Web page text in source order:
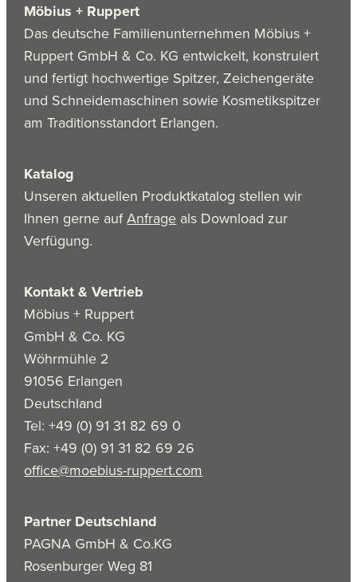
Möbius + Ruppert
Das deutsche Familienunternehmen Möbius +
Ruppert GmbH & Co. KG entwickelt, konstruiert
und fertigt hochwertige Spitzer, Zeichengeräte
und Schneidemaschinen sowie Kosmetikspitzer
am Traditionsstandort Erlangen.
Katalog
Unseren aktuellen Produktkatalog stellen wir
Ihnen gerne aufAnfrage als Download zur
Verfügung.
Kontakt & Vertrieb
Möbius + Ruppert
GmbH & Co. KG
Wöhrmühle 2
91056 Erlangen
Deutschland
Tel: +49 (0) 91 31 82 69 0
Fax: +49 (0) 91 31 82 69 26
office@moebius-ruppert.com
Partner Deutschland
PAGNA GmbH & Co.KG
Rosenburger Weg 81